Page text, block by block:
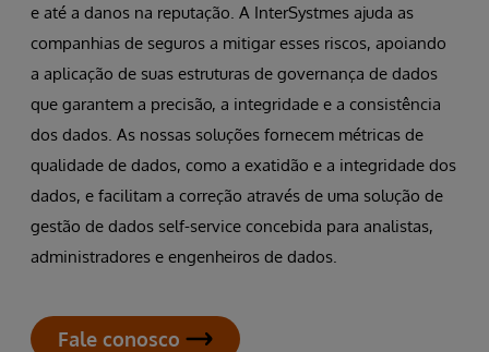
e até a danos na reputação. A InterSystmes ajuda as
companhias de seguros a mitigar esses riscos, apoiando
a aplicação de suas estruturas de governança de dados
que garantem a precisão, a integridade e a consistência
dos dados. As nossas soluções fornecem métricas de
qualidade de dados, como a exatidão e a integridade dos
dados, e facilitam a correção através de uma solução de
gestão de dados self-service concebida para analistas,
administradores e engenheiros de dados.
Fale conosco